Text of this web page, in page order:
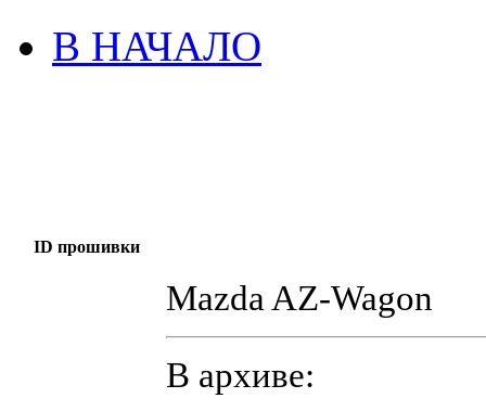
В НАЧАЛО
ID прошивки
Mazda AZ-Wagon
В архиве: